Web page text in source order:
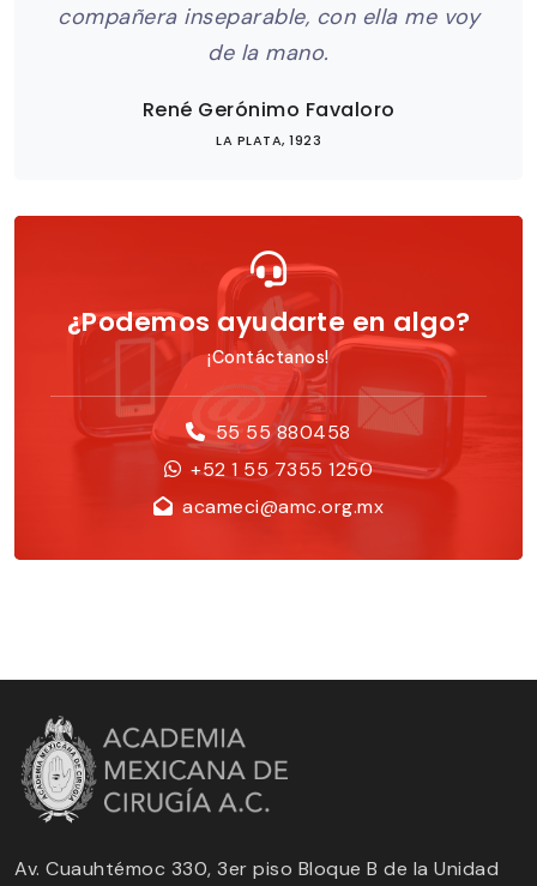
compañera inseparable, con ella me voy
de la mano.
René Gerónimo Favaloro
LA PLATA, 1923
¿Podemos ayudarte en algo?
¡Contáctanos!
55 55 880458
+52 1 55 7355 1250
acameci@amc.org.mx
Av. Cuauhtémoc 330, 3er piso Bloque B de la Unidad